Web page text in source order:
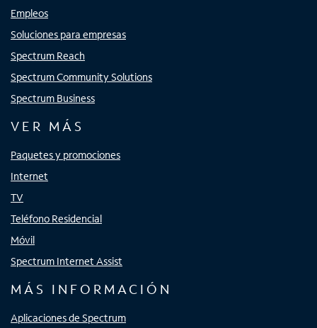
Empleos
Soluciones para empresas
Spectrum Reach
Spectrum Community Solutions
Spectrum Business
VER MÁS
Paquetes y promociones
Internet
TV
Teléfono Residencial
Móvil
Spectrum Internet Assist
MÁS INFORMACIÓN
Aplicaciones de Spectrum